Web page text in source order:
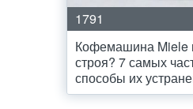
1791
Кофемашина Miele
строя? 7 самых
способы их